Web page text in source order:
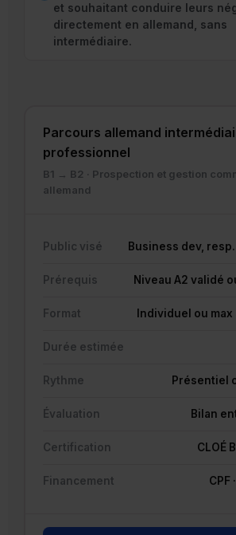
et souhaitant conduire leurs
directement en allemand, sans
intermédiaire.
Parcours allemand
professionnel
B1 → B2 · Prospection et gestion
allemand
Public visé Business dev,
Prérequis Niveau A2 validé
Format Individuel ou
Durée estimée
Rythme Présentiel
Évaluation Bilan
Certification CLOÉ
Financement CPF